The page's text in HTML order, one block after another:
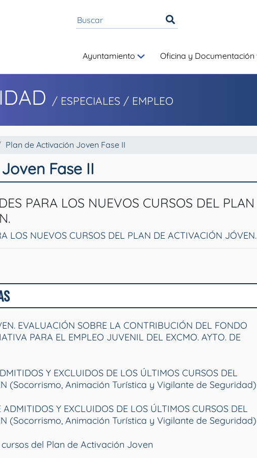
Ayuntamiento Oficina y Documentación
/ ESPECIALES / EMPLEO
Plan de Activación Joven Fase II
Fase II
PARA LOS NUEVOS CURSOS DEL PLAN
LOS NUEVOS CURSOS DEL PLAN DE ACTIVACIÓN JÓVEN.
EVALUACIÓN SOBRE LA CONTRIBUCIÓN DEL FONDO
PARA EL EMPLEO JUVENIL DEL EXCMO. AYTO. DE
Y EXCLUIDOS DE LOS ÚLTIMOS CURSOS DEL
(Socorrismo, Animación Turística y Vigilante de Seguridad)
Y EXCLUIDOS DE LOS ÚLTIMOS CURSOS DEL
(Socorrismo, Animación Turística y Vigilante de Seguridad)
del Plan de Activación Joven